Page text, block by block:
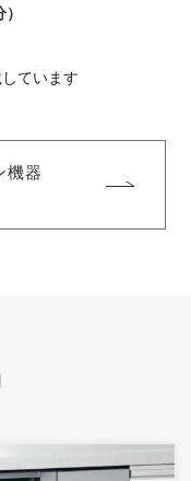
ています
機器